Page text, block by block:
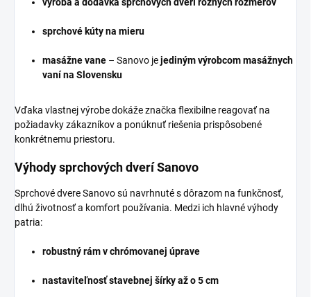
sprchové kúty na mieru
masážne vane – Sanovo jejediným výrobcom masážnych
vaní na Slovensku
Vďaka vlastnej výrobe dokáže značka flexibilne reagovať na
požiadavky zákazníkov a ponúknuť riešenia prispôsobené
konkrétnemu priestoru.
Výhody sprchových dverí Sanovo
Sprchové dvere Sanovo sú navrhnuté s dôrazom na funkčnosť,
dlhú životnosť a komfort používania. Medzi ich hlavné výhody
patria:
robustný rám v chrómovanej úprave
nastaviteľnosť stavebnej šírky až o 5 cm